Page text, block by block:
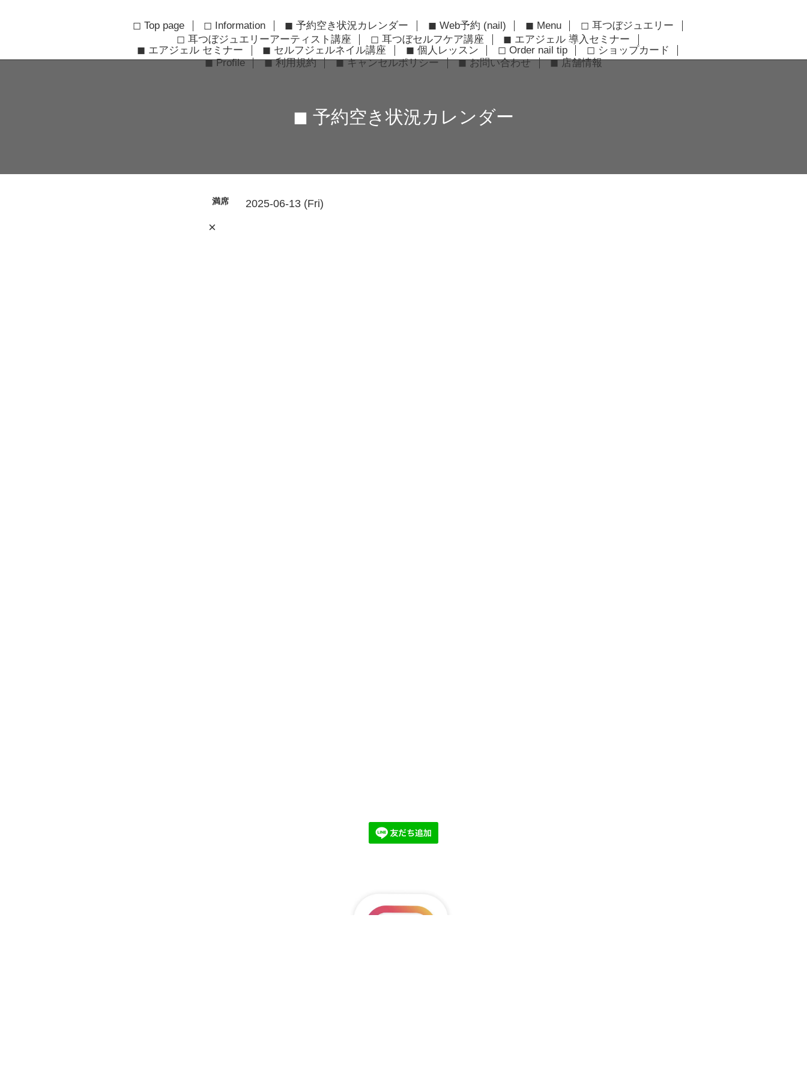
◻︎ Top page ◻︎ Information ◼︎ 予約空き状況カレンダー ◼︎ Web予約 (nail) ◼︎ Menu
◻︎ 耳つぼジュエリー
◻︎ 耳つぼジュエリーアーティスト講座
◻︎ 耳つぼセルフケア講座
◼︎ エアジェル 導入セミナー
◼︎ エアジェル セミナー
◼︎ セルフジェルネイル講座 ◼︎ 個人レッスン ◻︎ Order nail tip
◻︎ ショップカード
◼︎ Profile
◼︎ 利用規約 ◼︎ キャンセルポリシー ◼︎ お問い合わせ ◼︎ 店舗情報
◼︎ 予約空き状況カレンダー
満席 2025-06-13 (Fri)
×